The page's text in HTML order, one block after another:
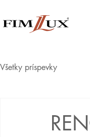
Všetky príspevky